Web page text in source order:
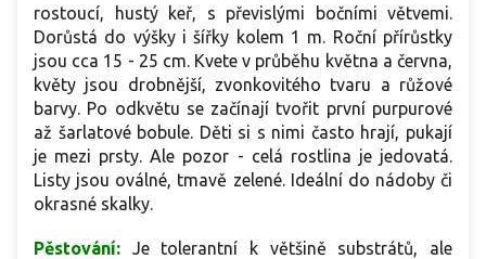
rostoucí, hustý keř, s převislými bočními větvemi.
Dorůstá do výšky i šířky kolem 1 m. Roční přírůstky
jsou cca 15 - 25 cm. Kvete v průběhu května a června,
květy jsou drobnější, zvonkovitého tvaru a růžové
barvy. Po odkvětu se začínají tvořit první purpurové
až šarlatové bobule. Děti si s nimi často hrají, pukají
je mezi prsty. Ale pozor - celá rostlina je jedovatá.
Listy jsou oválné, tmavě zelené. Ideální do nádoby či
okrasné skalky.
Pěstování: Je tolerantní k většině substrátů, ale